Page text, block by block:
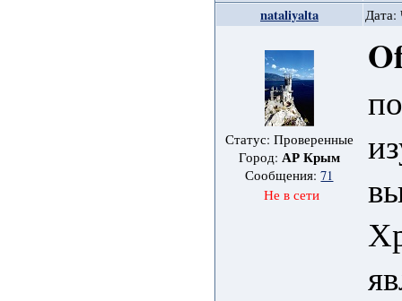
nataliyalta Дата:
Статус: Проверенные
Город: АР Крым
Сообщения:71
Не в сети